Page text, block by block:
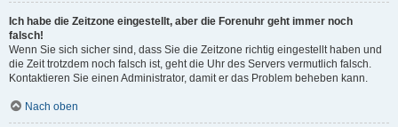
Ich habe die Zeitzone eingestellt, aber die Forenuhr geht immer noch
falsch!
Wenn Sie sich sicher sind, dass Sie die Zeitzone richtig eingestellt haben und
die Zeit trotzdem noch falsch ist, geht die Uhr des Servers vermutlich falsch.
Kontaktieren Sie einen Administrator, damit er das Problem beheben kann.
Nach oben